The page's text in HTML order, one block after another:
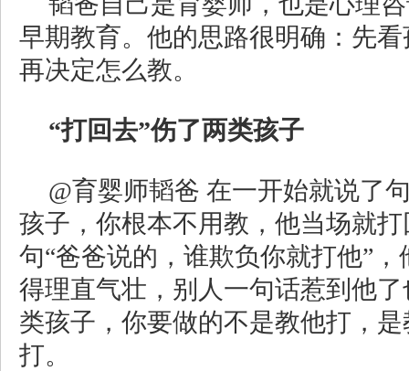
早期教育。他的思路很明确：先
再决定怎么教。
“打回去”伤了两类孩子
@育婴师韬爸 在一开始就说了
孩子，你根本不用教，他当场就
句“爸爸说的，谁欺负你就打他”
得理直气壮，别人一句话惹到他
类孩子，你要做的不是教他打，
打。